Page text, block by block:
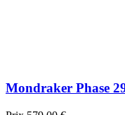
Mondraker Phase